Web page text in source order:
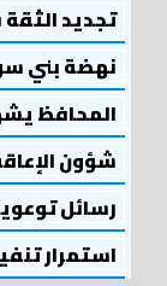
تجديد
نهضة بني
المحافظ
شؤون
رسائل
استمرار